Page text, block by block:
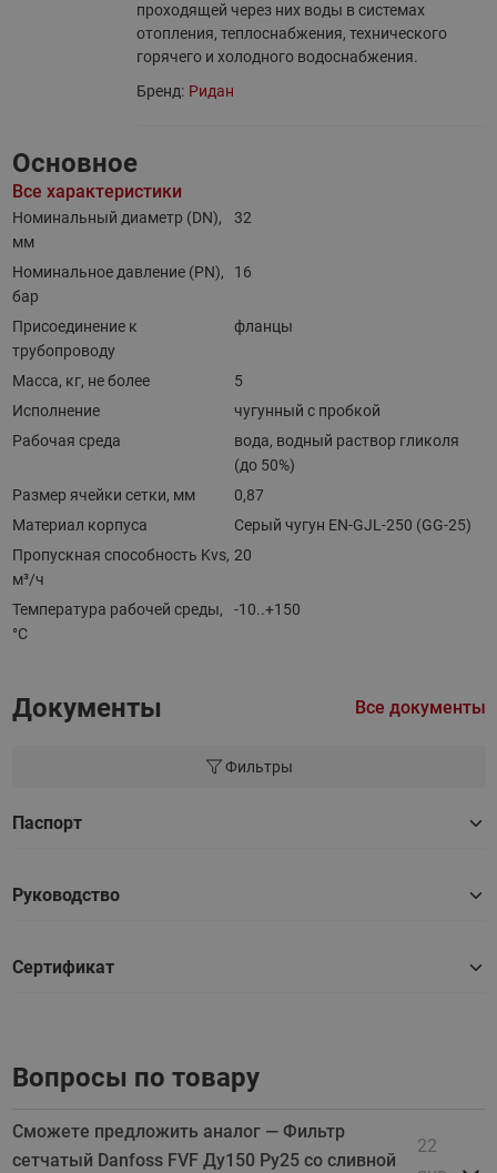
проходящей через них воды в системах
отопления, теплоснабжения, технического
горячего и холодного водоснабжения.
Бренд: Ридан
Основное
Все характеристики
Номинальный диаметр (DN),
мм
32
Номинальное давление (PN),
бар
16
Присоединение к
трубопроводу
фланцы
Масса, кг, не более
5
Исполнение
чугунный с пробкой
Рабочая среда
вода, водный раствор гликоля
(до 50%)
Размер ячейки сетки, мм
0,87
Материал корпуса
Серый чугун EN-GJL-250 (GG-25)
Пропускная способность Kvs,
м³/ч
20
Температура рабочей среды,
°С
-10..+150
Документы Все документы
Фильтры
Паспорт
Руководство
Сертификат
Вопросы по товару
Сможете предложить аналог — Фильтр
сетчатый Danfoss FVF Ду150 Ру25 со сливной
22